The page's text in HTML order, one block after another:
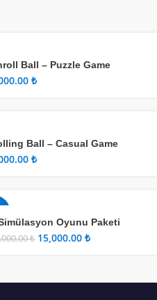
Ball – Puzzle Game
₺
Ball – Casual Game
₺
Oyunu Paketi
₺ 15,000.00 ₺